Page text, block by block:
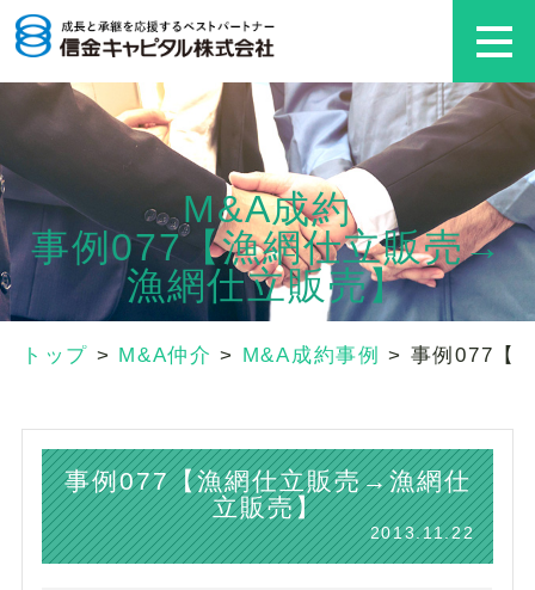
M&A成約
事例077【漁網仕立販売→
漁網仕立販売】
トップ > M&A仲介 > M&A成約事例 > 事例077【
事例077【漁網仕立販売→漁網仕
立販売】
2013.11.22